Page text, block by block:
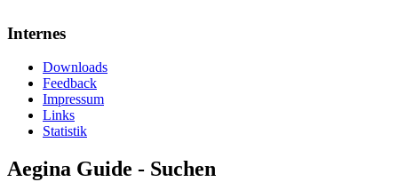
Internes
Downloads
Feedback
Impressum
Links
Statistik
Aegina Guide - Suchen